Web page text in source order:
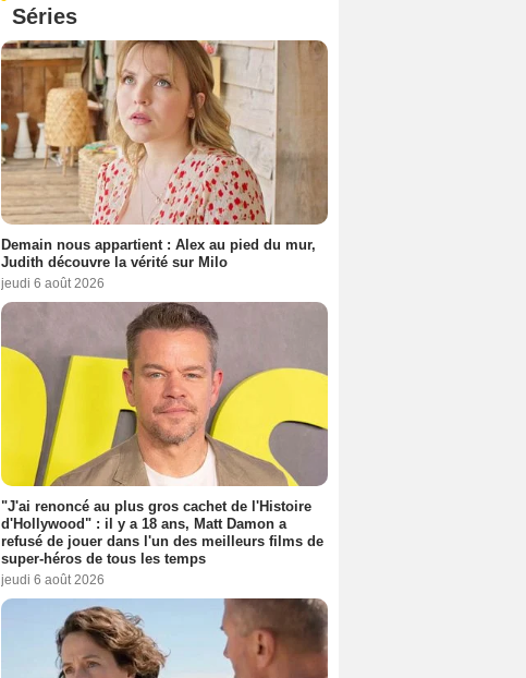
Séries
Demain nous appartient : Alex au pied du mur,
Judith découvre la vérité sur Milo
jeudi 6 août 2026
"J'ai renoncé au plus gros cachet de l'Histoire
d'Hollywood" : il y a 18 ans, Matt Damon a
refusé de jouer dans l'un des meilleurs films de
super-héros de tous les temps
jeudi 6 août 2026